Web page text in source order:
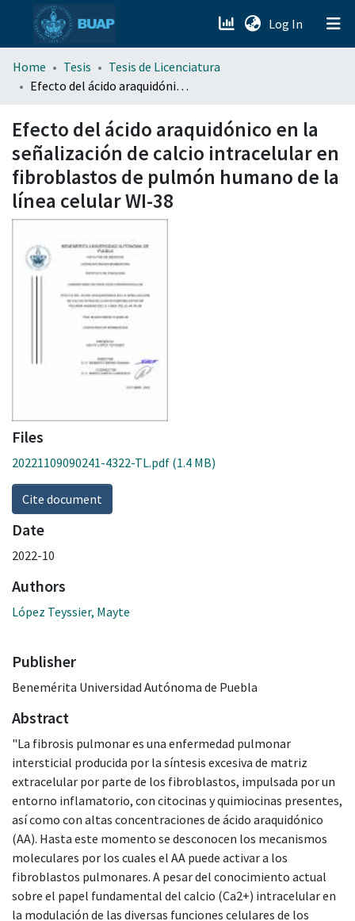
Log In (current)
menu.section.about_menu
Home Tesis
Tesis de Licenciatura
Efecto del ácido araquidónico en la señalización de calcio intracelular en fibroblastos de pulmón humano de la línea celular WI-38
Efecto del ácido araquidónico en la
señalización de calcio intracelular en
fibroblastos de pulmón humano de la
línea celular WI-38
Files
20221109090241-4322-TL.pdf (1.4 MB)
Cite document
Date
2022-10
Authors
López Teyssier, Mayte
Publisher
Benemérita Universidad Autónoma de Puebla
Abstract
"La fibrosis pulmonar es una enfermedad pulmonar
intersticial producida por la síntesis excesiva de matriz
extracelular por parte de los fibroblastos, impulsada por un
entorno inflamatorio, con citocinas y quimiocinas presentes,
así como con altas concentraciones de ácido araquidónico
(AA). Hasta este momento se desconocen los mecanismos
moleculares por los cuales el AA puede activar a los
fibroblastos pulmonares. A pesar del conocimiento actual
sobre el papel fundamental del calcio (Ca2+) intracelular en
la modulación de las diversas funciones celulares de los